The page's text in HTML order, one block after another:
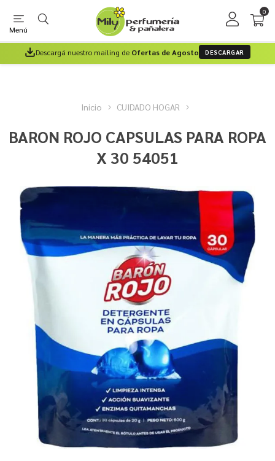
Menú
0
Descargá nuestro mailing de Ofertas de Agosto DESCARGAR
Inicio CUIDADO HOGAR
BARON ROJO CAPSULAS PARA ROPA
X 30 54051